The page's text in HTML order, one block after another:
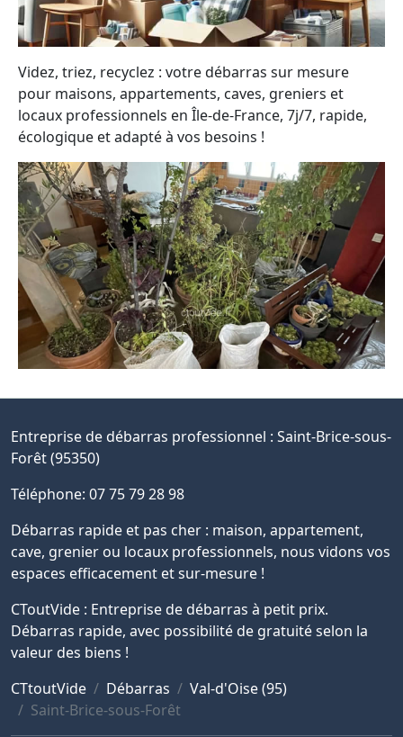
Videz, triez, recyclez : votre débarras sur mesure
pour maisons, appartements, caves, greniers et
locaux professionnels en Île-de-France, 7j/7, rapide,
écologique et adapté à vos besoins !
Entreprise de débarras professionnel : Saint-Brice-sous-
Forêt (95350)
Téléphone: 07 75 79 28 98
Débarras rapide et pas cher : maison, appartement,
cave, grenier ou locaux professionnels, nous vidons vos
espaces efficacement et sur-mesure !
CToutVide : Entreprise de débarras à petit prix.
Débarras rapide, avec possibilité de gratuité selon la
valeur des biens !
CTtoutVide
Débarras
Val-d'Oise (95)
Saint-Brice-sous-Forêt